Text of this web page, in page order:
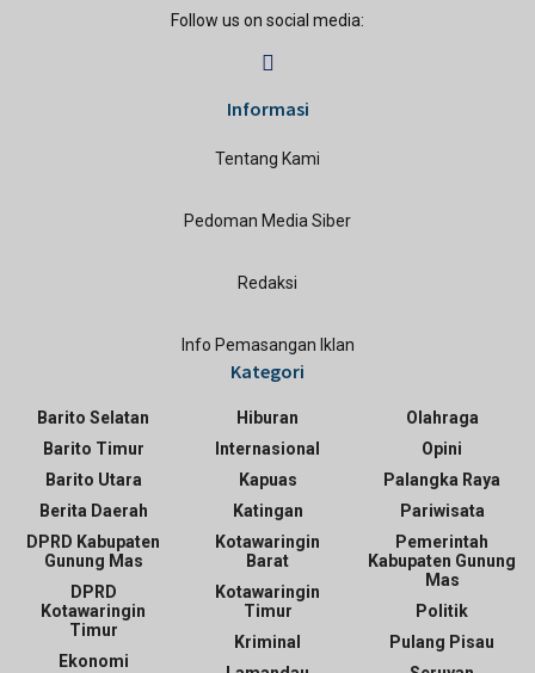
Follow us on social media:
Informasi
Tentang Kami
Pedoman Media Siber
Redaksi
Info Pemasangan Iklan
Kategori
Barito Selatan
Barito Timur
Barito Utara
Berita Daerah
DPRD Kabupaten
Gunung Mas
DPRD
Kotawaringin
Timur
Ekonomi
Hiburan
Internasional
Kapuas
Katingan
Kotawaringin
Barat
Kotawaringin
Timur
Kriminal
Olahraga
Opini
Palangka Raya
Pariwisata
Pemerintah
Kabupaten Gunung
Mas
Politik
Pulang Pisau